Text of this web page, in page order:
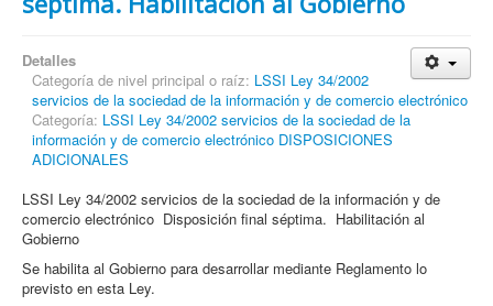
Detalles
Categoría de nivel principal o raíz: LSSI Ley 34/2002
servicios de la sociedad de la información y de comercio electrónico
Categoría: LSSI Ley 34/2002 servicios de la sociedad de la
información y de comercio electrónico DISPOSICIONES
ADICIONALES
LSSI Ley 34/2002 servicios de la sociedad de la información y de
comercio electrónico Disposición final séptima. Habilitación al
Gobierno
Se habilita al Gobierno para desarrollar mediante Reglamento lo
previsto en esta Ley.